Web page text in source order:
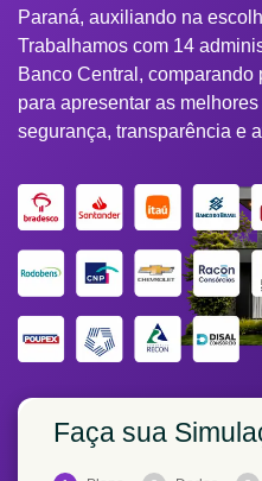
Paraná, auxiliando na
Trabalhamos com 14
Banco Central,
para apresentar as
segurança, transparência e
Faça sua